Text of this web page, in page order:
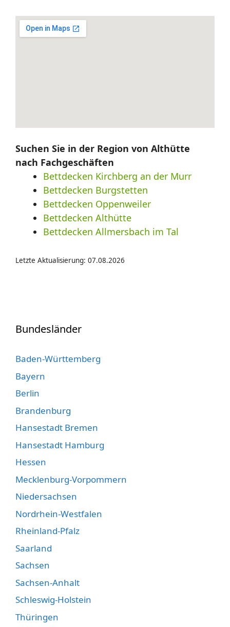
Suchen Sie in der Region von Althütte
nach Fachgeschäften
Bettdecken Kirchberg an der Murr
Bettdecken Burgstetten
Bettdecken Oppenweiler
Bettdecken Althütte
Bettdecken Allmersbach im Tal
Letzte Aktualisierung: 07.08.2026
Bundesländer
Baden-Württemberg
Bayern
Berlin
Brandenburg
Hansestadt Bremen
Hansestadt Hamburg
Hessen
Mecklenburg-Vorpommern
Niedersachsen
Nordrhein-Westfalen
Rheinland-Pfalz
Saarland
Sachsen
Sachsen-Anhalt
Schleswig-Holstein
Thüringen